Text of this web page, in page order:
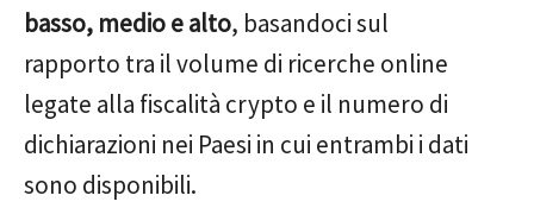
basso, medio e alto, basandoci sul
rapporto tra il volume di ricerche online
legate alla fiscalità crypto e il numero di
dichiarazioni nei Paesi in cui entrambi i dati
sono disponibili.